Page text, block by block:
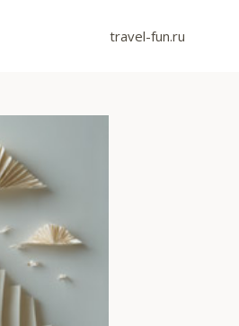
travel-fun.ru